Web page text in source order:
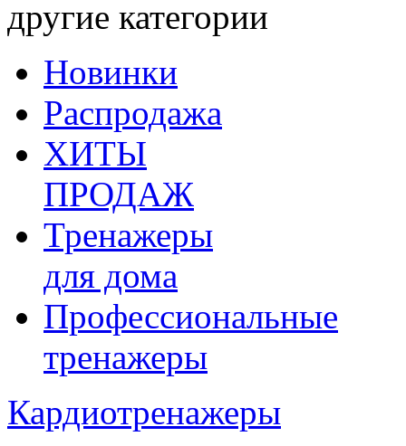
другие категории
Новинки
Распродажа
ХИТЫ
ПРОДАЖ
Тренажеры
для дома
Профессиональные
тренажеры
Кардиотренажеры